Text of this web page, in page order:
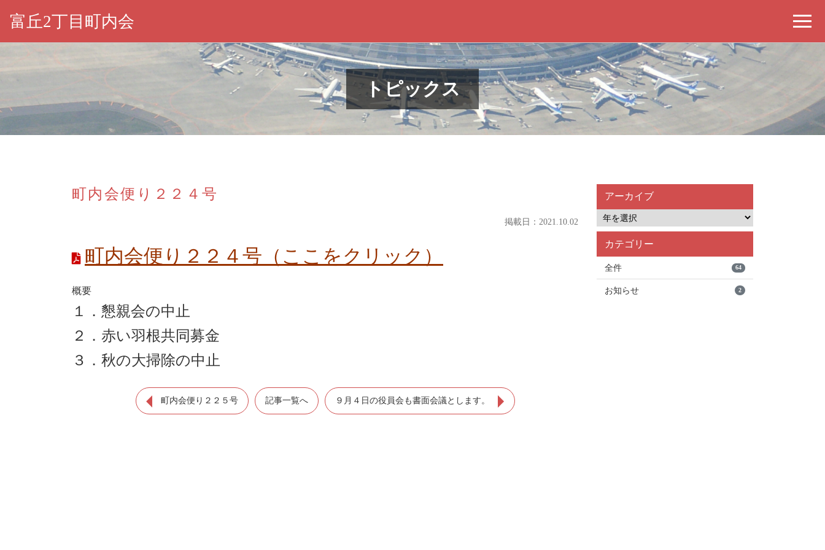
富丘2丁目町内会
トピックス
町内会便り２２４号
掲載日：2021.10.02
町内会便り２２４号（ここをクリック）
概要
１．懇親会の中止
２．赤い羽根共同募金
３．秋の大掃除の中止
町内会便り２２５号 記事一覧へ ９月４日の役員会も書面会議とします。
アーカイブ
カテゴリー
全件 64
お知らせ 2